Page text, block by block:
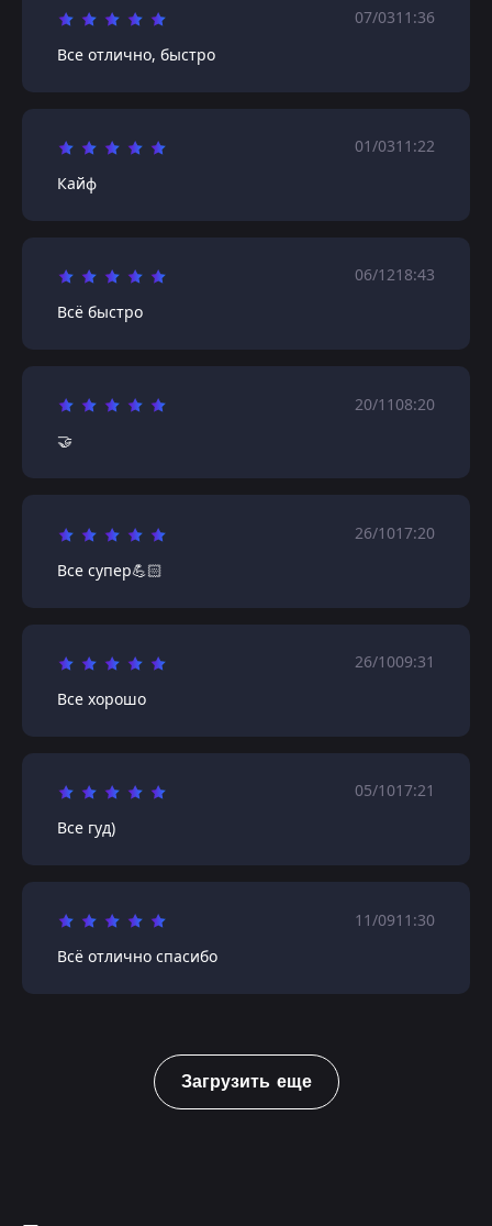
07/0311:36
Все отлично, быстро
01/0311:22
Кайф
06/1218:43
Всё быстро
20/1108:20
🤝
26/1017:20
Все супер💪🏻
26/1009:31
Все хорошо
05/1017:21
Все гуд)
11/0911:30
Всё отлично спасибо
Загрузить еще